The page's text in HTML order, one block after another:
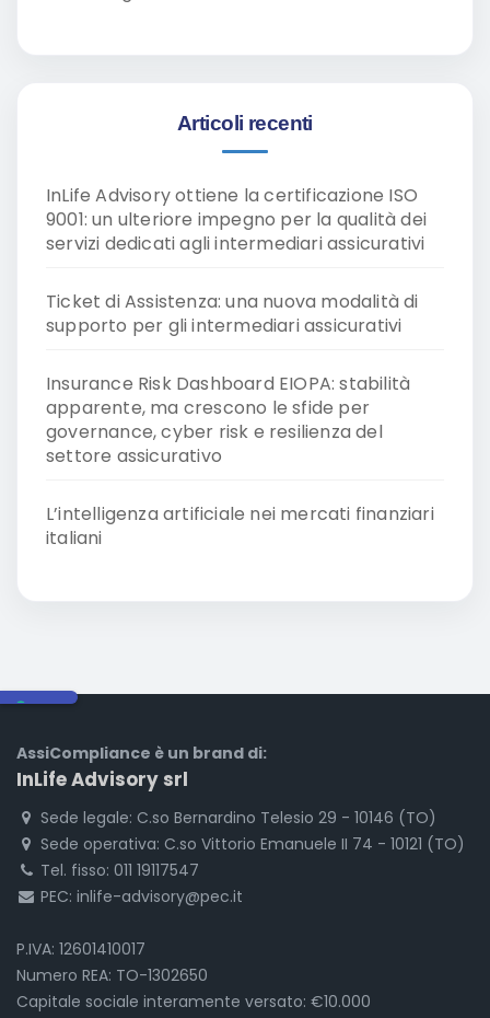
Articoli recenti
InLife Advisory ottiene la certificazione ISO
9001: un ulteriore impegno per la qualità dei
servizi dedicati agli intermediari assicurativi
Ticket di Assistenza: una nuova modalità di
supporto per gli intermediari assicurativi
Insurance Risk Dashboard EIOPA: stabilità
apparente, ma crescono le sfide per
governance, cyber risk e resilienza del
settore assicurativo
L’intelligenza artificiale nei mercati finanziari
italiani
AssiCompliance è un brand di:
InLife Advisory srl
Sede legale: C.so Bernardino Telesio 29 - 10146 (TO)
Sede operativa: C.so Vittorio Emanuele II 74 - 10121 (TO)
Tel. fisso: 011 19117547
PEC: inlife-advisory@pec.it
P.IVA: 12601410017
Numero REA: TO-1302650
Capitale sociale interamente versato: €10.000